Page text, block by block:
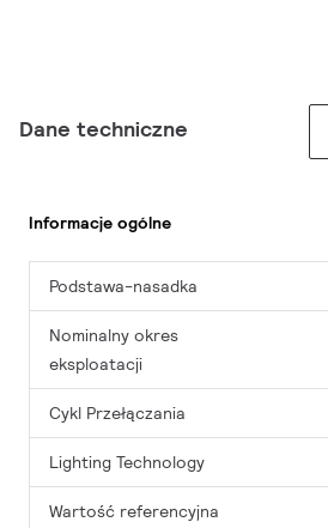
Dane techniczne
Informacje ogólne
Podstawa-nasadka
Nominalny okres
eksploatacji
Cykl Przełączania
Lighting Technology
Wartość referencyjna